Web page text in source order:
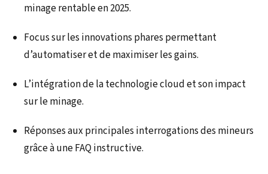
minage rentable en 2025.
Focus sur les innovations phares permettant
d’automatiser et de maximiser les gains.
L’intégration de la technologie cloud et son impact
sur le minage.
Réponses aux principales interrogations des mineurs
grâce à une FAQ instructive.